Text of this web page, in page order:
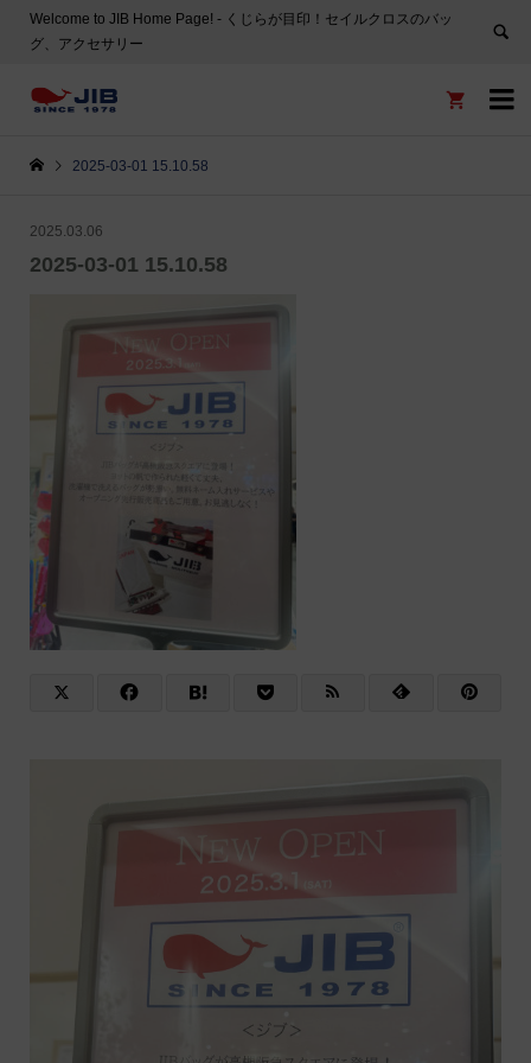
Welcome to JIB Home Page! ‐ くじらが目印！セイルクロスのバッ
グ、アクセサリー


2025-03-01 15.10.58
2025.03.06
2025-03-01 15.10.58